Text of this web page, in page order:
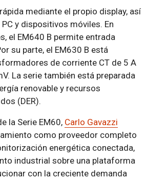
mediante el propio display, así
y dispositivos móviles. En
el EM640 B permite entrada
su parte, el EM630 B está
de corriente CT de 5 A
La serie también está preparada
renovable y recursos
(DER).
la Serie EM60, Carlo Gavazzi
como proveedor completo
energética conectada,
industrial sobre una plataforma
con la creciente demanda